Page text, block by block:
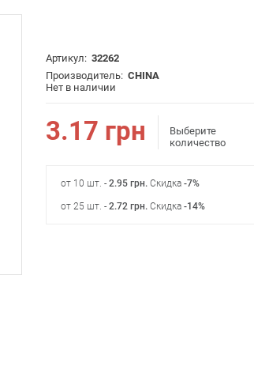
Артикул: 32262
Производитель: CHINA
Нет в наличии
3.17 грн
Выберите
количество
от 10 шт. - 2.95 грн. Скидка -7%
от 25 шт. - 2.72 грн. Скидка -14%